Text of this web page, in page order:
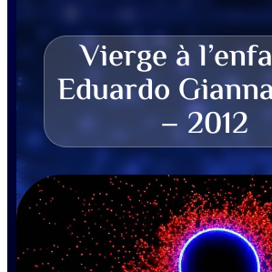
Vierge à
Eduardo
– 2012